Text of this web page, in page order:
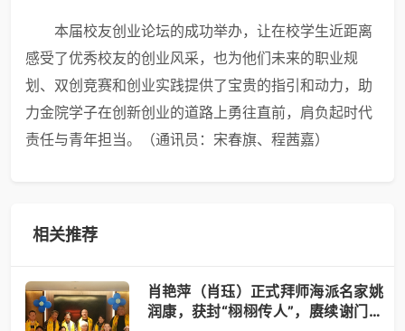
本届校友创业论坛的成功举办，让在校学生近距离
感受了优秀校友的创业风采，也为他们未来的职业规
划、双创竞赛和创业实践提供了宝贵的指引和动力，助
力金院学子在创新创业的道路上勇往直前，肩负起时代
责任与青年担当。（通讯员：宋春旗、程茜嘉）
相关推荐
肖艳萍（肖珏）正式拜师海派名家姚
润康，获封“栩栩传人”，赓续谢门艺